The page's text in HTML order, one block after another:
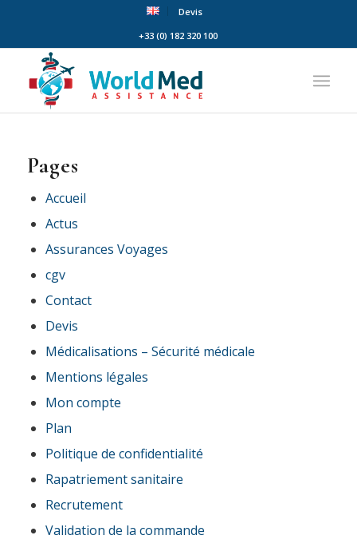
Devis
+33 (0) 182 320 100
Pages
Accueil
Actus
Assurances Voyages
cgv
Contact
Devis
Médicalisations – Sécurité médicale
Mentions légales
Mon compte
Plan
Politique de confidentialité
Rapatriement sanitaire
Recrutement
Validation de la commande